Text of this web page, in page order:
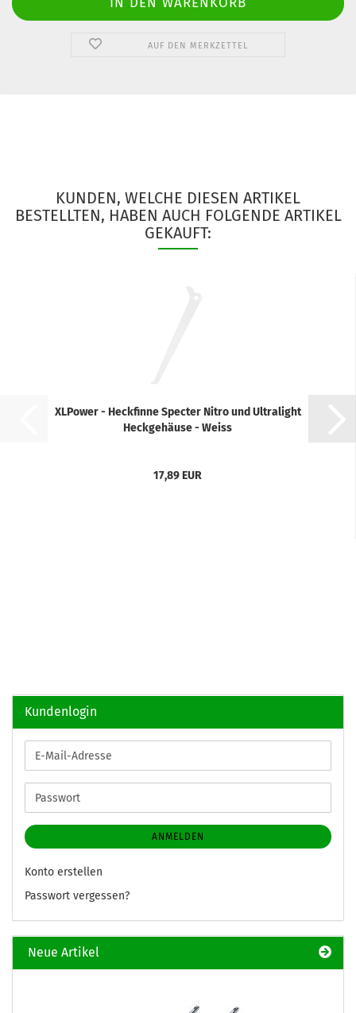
AUF DEN MERKZETTEL
KUNDEN, WELCHE DIESEN ARTIKEL
BESTELLTEN, HABEN AUCH FOLGENDE ARTIKEL
GEKAUFT:
XLPower - Heckfinne Specter Nitro und Ultralight
Heckgehäuse - Weiss
17,89 EUR
Kundenlogin
E-
Mail-
Adresse
Passwort
ANMELDEN
Konto erstellen
Passwort vergessen?
Neue Artikel